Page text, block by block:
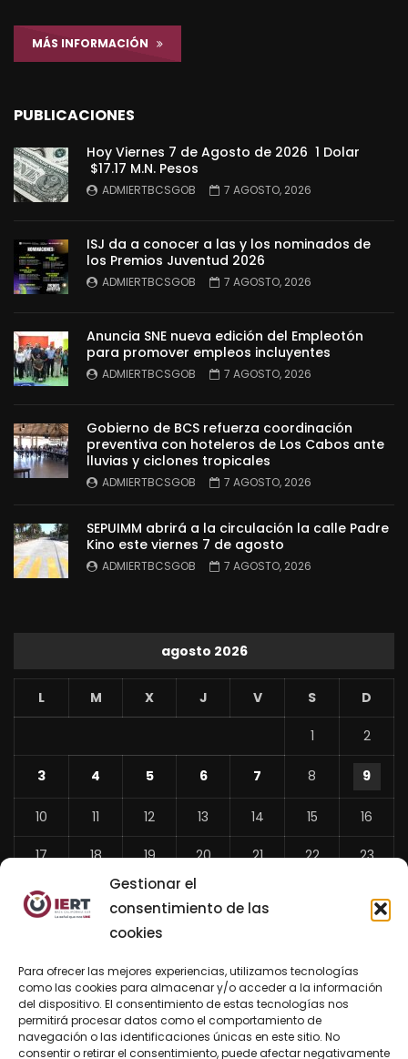
Gestionar el
consentimiento de las
cookies
Para ofrecer las mejores experiencias, utilizamos tecnologías
como las cookies para almacenar y/o acceder a la información
del dispositivo. El consentimiento de estas tecnologías nos
permitirá procesar datos como el comportamiento de
navegación o las identificaciones únicas en este sitio. No
consentir o retirar el consentimiento, puede afectar negativamente
MÁS INFORMACIÓN
PUBLICACIONES
Hoy Viernes 7 de Agosto de 2026 1 Dolar
$17.17 M.N. Pesos
ADMIERTBCSGOB 7 AGOSTO, 2026
ISJ da a conocer a las y los nominados de
los Premios Juventud 2026
ADMIERTBCSGOB 7 AGOSTO, 2026
Anuncia SNE nueva edición del Empleotón
para promover empleos incluyentes
ADMIERTBCSGOB 7 AGOSTO, 2026
Gobierno de BCS refuerza coordinación
preventiva con hoteleros de Los Cabos ante
lluvias y ciclones tropicales
ADMIERTBCSGOB 7 AGOSTO, 2026
SEPUIMM abrirá a la circulación la calle Padre
Kino este viernes 7 de agosto
ADMIERTBCSGOB 7 AGOSTO, 2026
agosto 2026
L M X J V S D
1 2
3 4 5 6 7 8 9
10 11 12 13 14 15 16
17 18 19 20 21 22 23
24 26 27
«
Jul